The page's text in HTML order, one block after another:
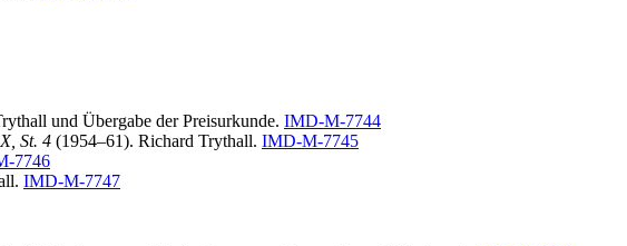
und Übergabe der Preisurkunde. IMD-M-7744
St. 4 (1954–61). Richard Trythall. IMD-M-7745
7746
IMD-M-7747